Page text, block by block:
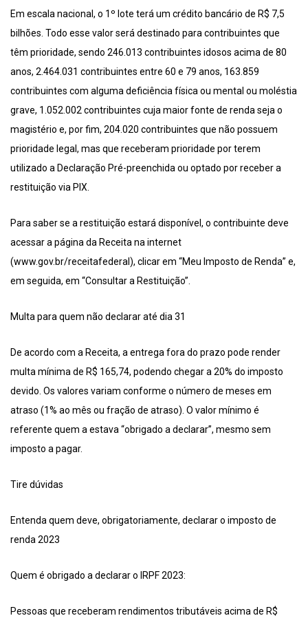
Em escala nacional, o 1º lote terá um crédito bancário de R$ 7,5
bilhões. Todo esse valor será destinado para contribuintes que
têm prioridade, sendo 246.013 contribuintes idosos acima de 80
anos, 2.464.031 contribuintes entre 60 e 79 anos, 163.859
contribuintes com alguma deficiência física ou mental ou moléstia
grave, 1.052.002 contribuintes cuja maior fonte de renda seja o
magistério e, por fim, 204.020 contribuintes que não possuem
prioridade legal, mas que receberam prioridade por terem
utilizado a Declaração Pré-preenchida ou optado por receber a
restituição via PIX.
Para saber se a restituição estará disponível, o contribuinte deve
acessar a página da Receita na internet
(www.gov.br/receitafederal), clicar em “Meu Imposto de Renda” e,
em seguida, em “Consultar a Restituição”.
Multa para quem não declarar até dia 31
De acordo com a Receita, a entrega fora do prazo pode render
multa mínima de R$ 165,74, podendo chegar a 20% do imposto
devido. Os valores variam conforme o número de meses em
atraso (1% ao mês ou fração de atraso). O valor mínimo é
referente quem a estava “obrigado a declarar”, mesmo sem
imposto a pagar.
Tire dúvidas
Entenda quem deve, obrigatoriamente, declarar o imposto de
renda 2023
Quem é obrigado a declarar o IRPF 2023:
Pessoas que receberam rendimentos tributáveis acima de R$